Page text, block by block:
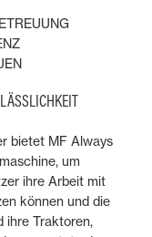
bietet MF Always
um
ihre Arbeit mit
können und die
ihre Traktoren,